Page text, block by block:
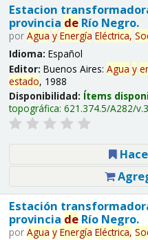
Estacion
provincia deRío Negro.
por Agua y Energía Eléctrica,
Idioma: Español
Editor: Buenos Aires: Agua y
estado, 1988
Disponibilidad: Ítems
topográfica: 621.374.5/A282/v.3
Estación
provincia deRío Negro.
por Agua y Energía Eléctrica,